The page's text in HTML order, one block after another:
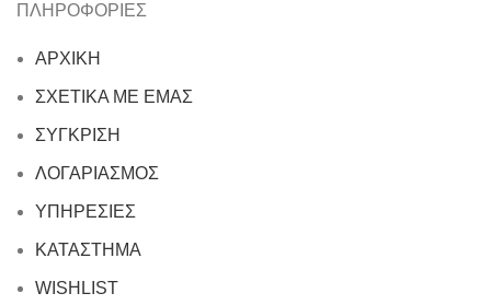
ΠΛΗΡΟΦΟΡΙΕΣ
ΑΡΧΙΚΗ
ΣΧΕΤΙΚΑ ΜΕ ΕΜΑΣ
ΣΥΓΚΡΙΣΗ
ΛΟΓΑΡΙΑΣΜΟΣ
ΥΠΗΡΕΣΙΕΣ
ΚΑΤΑΣΤΗΜΑ
WISHLIST